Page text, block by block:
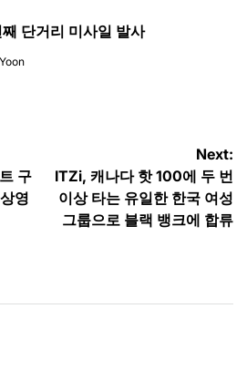
단거리 미사일 발사
구
영
Next:
ITZi, 캐나다 핫 100에 두 번
이상 타는 유일한 한국 여성
그룹으로 블랙 뱅크에 합류